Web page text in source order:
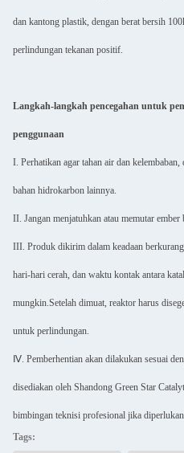
dan kantong plastik, dengan berat bersih
perlindungan tekanan positif.
Langkah-langkah pencegahan untuk
penggunaan
I. Perhatikan agar tahan air dan
bahan hidrokarbon lainnya.
II. Jangan menjatuhkan atau memutar ember
III. Produk dikirim dalam keadaan
hari-hari cerah, dan waktu kontak antara
mungkin.Setelah dimuat, reaktor harus
untuk perlindungan.
Ⅳ. Pemberhentian akan dilakukan sesuai
disediakan oleh Shandong Green Star
bimbingan teknisi profesional jika
Tags: